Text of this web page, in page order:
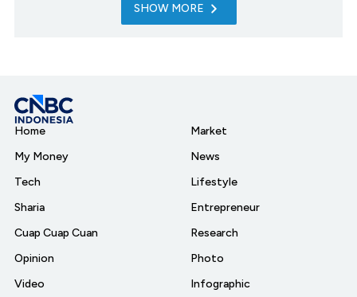
SHOW MORE
Home
My Money
Tech
Sharia
Cuap Cuap Cuan
Opinion
Video
Market
News
Lifestyle
Entrepreneur
Research
Photo
Infographic